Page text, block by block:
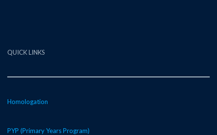
QUICK LINKS
Homologation
PYP (Primary Years Program)